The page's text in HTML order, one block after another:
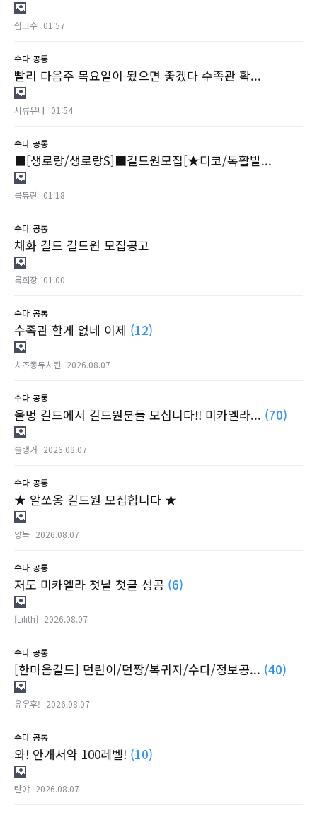
싑고수 01:57
수다 공통
빨리 다음주 목요일이 됬으면 좋겠다 수족관 확...
시류유나 01:54
수다 공통
■[생로랑/생로랑S]■길드원모집[★디코/톡활발...
콥듀란 01:18
수다 공통
채화 길드 길드원 모집공고
룩회장 01:00
수다 공통
수족관 할게 없네 이제 (12)
치즈퐁듀치킨 2026.08.07
수다 공통
울멍 길드에서 길드원분들 모십니다!! 미카엘라... (70)
솔랭거 2026.08.07
수다 공통
★ 알쏘옹 길드원 모집합니다 ★
양늑 2026.08.07
수다 공통
저도 미카엘라 첫날 첫클 성공 (6)
[Lilith] 2026.08.07
수다 공통
[한마음길드] 던린이/던짱/복귀자/수다/정보공... (40)
유우후! 2026.08.07
수다 공통
와! 안개서약 100레벨! (10)
탄야 2026.08.07